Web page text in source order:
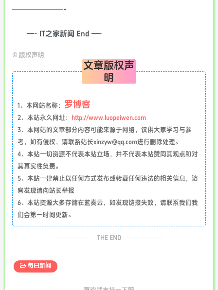
———————-
—- IT之家新闻 End —-
© 版权声明
文章版权声
明
1、本网站名称： 罗博客
2、本站永久网址：
http://www.luopeiwen.com
3、本网站的文章部分内容可能来源于网络，仅供大家学习与参
考，如有侵权，请联系站长xinzyw@qq.com进行删除处理。
4、本站一切资源不代表本站立场，并不代表本站赞同其观点和对
其真实性负责。
5、本站一律禁止以任何方式发布或转载任何违法的相关信息，访
客发现请向站长举报
6、本站资源大多存储在蓝奏云，如发现链接失效，请联系我们我
们会第一时间更新。
THE END
每日新闻